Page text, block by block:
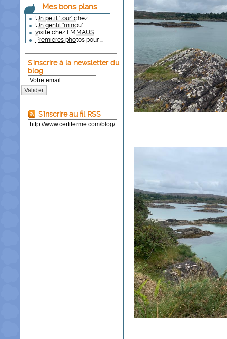
Mes bons plans
Un petit 'tour' chez E ...
Un gentil "minou"
visite chez EMMAÜS
Premières photos pour ...
S'inscrire à la newsletter du
blog
Valider
S'inscrire au fil RSS